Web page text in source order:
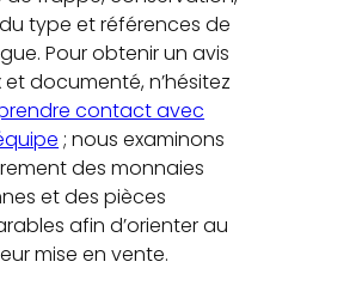
type et références de
Pour obtenir un avis
et documenté, n’hésitez
contact avec
; nous examinons
des monnaies
et des pièces
afin d’orienter au
mise en vente.